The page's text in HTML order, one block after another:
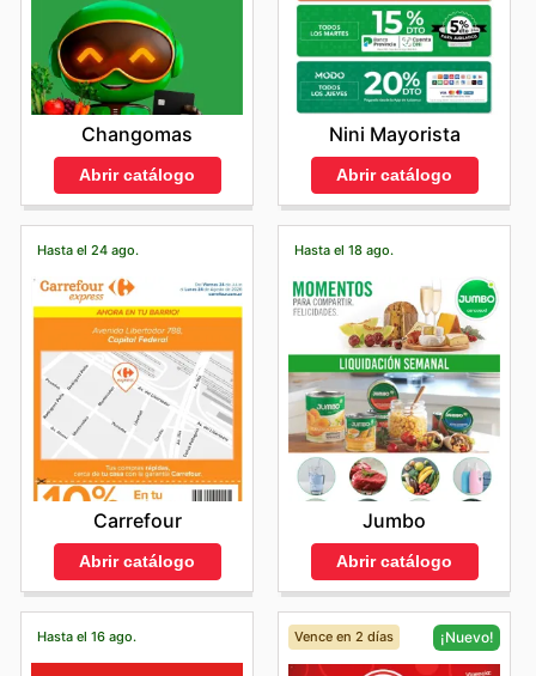
Changomas
Abrir catálogo
Nini Mayorista
Abrir catálogo
Hasta el 24 ago.
Carrefour
Abrir catálogo
Hasta el 18 ago.
Jumbo
Abrir catálogo
Hasta el 16 ago. Vence en 2 días ¡Nuevo!